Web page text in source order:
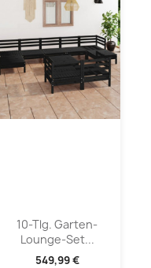
10-Tlg. Garten-
Lounge-Set...
549,99 €